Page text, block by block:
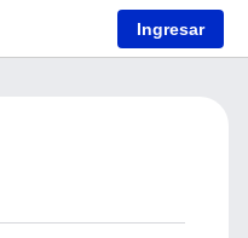
Ingresar